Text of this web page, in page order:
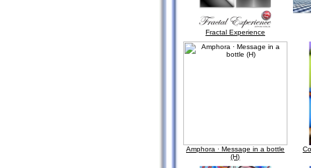
Fractal Experience
Amphora · Message in a bottle
(H)